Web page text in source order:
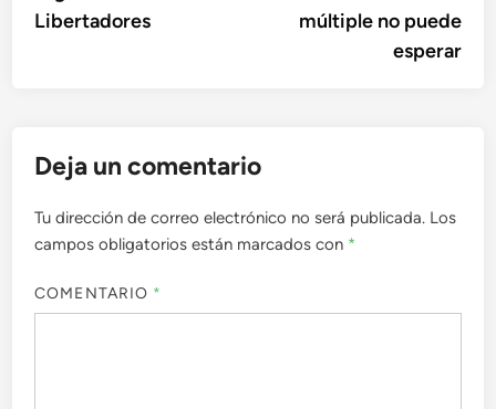
Libertadores
múltiple no puede
esperar
Deja un comentario
Tu dirección de correo electrónico no será publicada. Los
campos obligatorios están marcados con *
COMENTARIO *